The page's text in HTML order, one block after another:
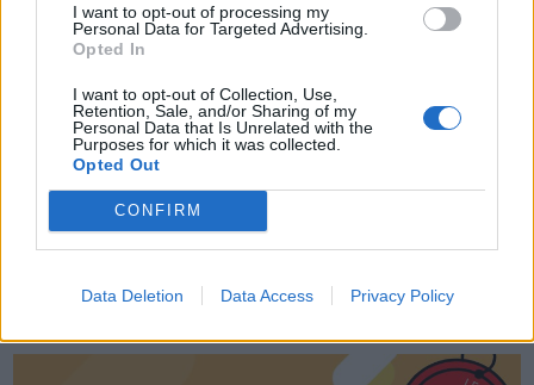
I want to opt-out of processing my
Personal Data for Targeted Advertising.
Opted In
I want to opt-out of Collection, Use,
Retention, Sale, and/or Sharing of my
Personal Data that Is Unrelated with the
Purposes for which it was collected.
Opted Out
CONFIRM
Data Deletion Data Access Privacy Policy
Acconsento al trattamento dei dati personali ( Info Privacy